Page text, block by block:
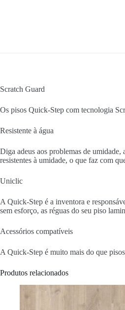
Scratch Guard
Os pisos Quick-Step com tecnologia
Resistente à água
Diga adeus aos problemas de
resistentes à umidade, o que faz com
Uniclic
A Quick-Step é a inventora e
sem esforço, as réguas do seu piso
Acessórios compatíveis
A Quick-Step é muito mais do que
Produtos relacionados